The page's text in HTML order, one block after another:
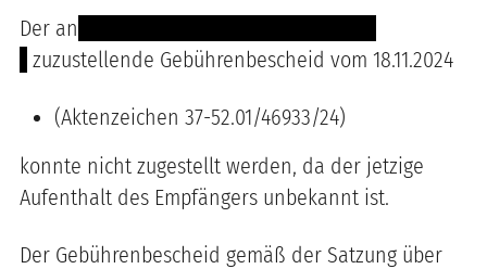
Der an
zuzustellende Gebührenbescheid vom 18.11.2024
(Aktenzeichen 37-52.01/46933/24)
konnte nicht zugestellt werden, da der jetzige
Aufenthalt des Empfängers unbekannt ist.
Der Gebührenbescheid gemäß der Satzung über